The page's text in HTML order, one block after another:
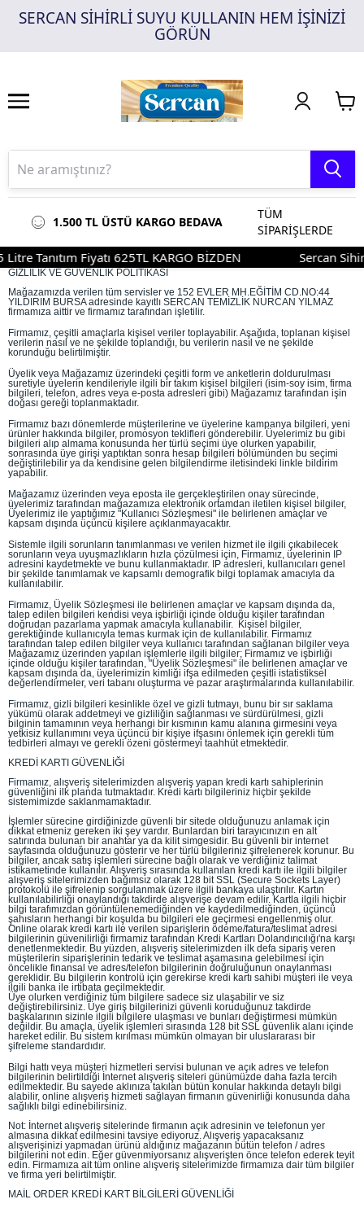
SERCAN SİHİRLİ SUYU KULLANIN HEM İŞİNİZİ
GÖRÜN
1 2 3
1.500 TL ÜSTÜ KARGO BEDAVA
TÜM
SİPARİŞLERDE
Tanıtım Fiyatı 625TL KARGO BİZDEN Sercan
GİZLİLİK VE GÜVENLİK POLİTİKASI
Mağazamızda verilen tüm servisler ve 152 EVLER MH.EĞİTİM CD.NO:44
YILDIRIM BURSA adresinde kayıtlı SERCAN TEMİZLİK NURCAN YILMAZ
firmamıza aittir ve firmamız tarafından işletilir.
Firmamız, çeşitli amaçlarla kişisel veriler toplayabilir. Aşağıda, toplanan kişisel
verilerin nasıl ve ne şekilde toplandığı, bu verilerin nasıl ve ne şekilde
korunduğu belirtilmiştir.
Üyelik veya Mağazamız üzerindeki çeşitli form ve anketlerin doldurulması
suretiyle üyelerin kendileriyle ilgili bir takım kişisel bilgileri (isim-soy isim, firma
bilgileri, telefon, adres veya e-posta adresleri gibi) Mağazamız tarafından işin
doğası gereği toplanmaktadır.
Firmamız bazı dönemlerde müşterilerine ve üyelerine kampanya bilgileri, yeni
ürünler hakkında bilgiler, promosyon teklifleri gönderebilir. Üyelerimiz bu gibi
bilgileri alıp almama konusunda her türlü seçimi üye olurken yapabilir,
sonrasında üye girişi yaptıktan sonra hesap bilgileri bölümünden bu seçimi
değiştirilebilir ya da kendisine gelen bilgilendirme iletisindeki linkle bildirim
yapabilir.
Mağazamız üzerinden veya eposta ile gerçekleştirilen onay sürecinde,
üyelerimiz tarafından mağazamıza elektronik ortamdan iletilen kişisel bilgiler,
Üyelerimiz ile yaptığımız "Kullanıcı Sözleşmesi" ile belirlenen amaçlar ve
kapsam dışında üçüncü kişilere açıklanmayacaktır.
Sistemle ilgili sorunların tanımlanması ve verilen hizmet ile ilgili çıkabilecek
sorunların veya uyuşmazlıkların hızla çözülmesi için, Firmamız, üyelerinin IP
adresini kaydetmekte ve bunu kullanmaktadır. IP adresleri, kullanıcıları genel
bir şekilde tanımlamak ve kapsamlı demografik bilgi toplamak amacıyla da
kullanılabilir.
Firmamız, Üyelik Sözleşmesi ile belirlenen amaçlar ve kapsam dışında da,
talep edilen bilgileri kendisi veya işbirliği içinde olduğu kişiler tarafından
doğrudan pazarlama yapmak amacıyla kullanabilir. Kişisel bilgiler,
gerektiğinde kullanıcıyla temas kurmak için de kullanılabilir. Firmamız
tarafından talep edilen bilgiler veya kullanıcı tarafından sağlanan bilgiler veya
Mağazamız üzerinden yapılan işlemlerle ilgili bilgiler; Firmamız ve işbirliği
içinde olduğu kişiler tarafından, "Üyelik Sözleşmesi" ile belirlenen amaçlar ve
kapsam dışında da, üyelerimizin kimliği ifşa edilmeden çeşitli istatistiksel
değerlendirmeler, veri tabanı oluşturma ve pazar araştırmalarında kullanılabilir.
Firmamız, gizli bilgileri kesinlikle özel ve gizli tutmayı, bunu bir sır saklama
yükümü olarak addetmeyi ve gizliliğin sağlanması ve sürdürülmesi, gizli
bilginin tamamının veya herhangi bir kısmının kamu alanına girmesini veya
yetkisiz kullanımını veya üçüncü bir kişiye ifşasını önlemek için gerekli tüm
tedbirleri almayı ve gerekli özeni göstermeyi taahhüt etmektedir.
KREDİ KARTI GÜVENLİĞİ
Firmamız, alışveriş sitelerimizden alışveriş yapan kredi kartı sahiplerinin
güvenliğini ilk planda tutmaktadır. Kredi kartı bilgileriniz hiçbir şekilde
sistemimizde saklanmamaktadır.
İşlemler sürecine girdiğinizde güvenli bir sitede olduğunuzu anlamak için
dikkat etmeniz gereken iki şey vardır. Bunlardan biri tarayıcınızın en alt
satırında bulunan bir anahtar ya da kilit simgesidir. Bu güvenli bir internet
sayfasında olduğunuzu gösterir ve her türlü bilgileriniz şifrelenerek korunur. Bu
bilgiler, ancak satış işlemleri sürecine bağlı olarak ve verdiğiniz talimat
istikametinde kullanılır. Alışveriş sırasında kullanılan kredi kartı ile ilgili bilgiler
alışveriş sitelerimizden bağımsız olarak 128 bit SSL (Secure Sockets Layer)
protokolü ile şifrelenip sorgulanmak üzere ilgili bankaya ulaştırılır. Kartın
kullanılabilirliği onaylandığı takdirde alışverişe devam edilir. Kartla ilgili hiçbir
bilgi tarafımızdan görüntülenemediğinden ve kaydedilmediğinden, üçüncü
şahısların herhangi bir koşulda bu bilgileri ele geçirmesi engellenmiş olur.
Online olarak kredi kartı ile verilen siparişlerin ödeme/fatura/teslimat adresi
bilgilerinin güvenilirliği firmamiz tarafından Kredi Kartları Dolandırıcılığı'na karşı
denetlenmektedir. Bu yüzden, alışveriş sitelerimizden ilk defa sipariş veren
müşterilerin siparişlerinin tedarik ve teslimat aşamasına gelebilmesi için
öncelikle finansal ve adres/telefon bilgilerinin doğruluğunun onaylanması
gereklidir. Bu bilgilerin kontrolü için gerekirse kredi kartı sahibi müşteri ile veya
ilgili banka ile irtibata geçilmektedir.
Üye olurken verdiğiniz tüm bilgilere sadece siz ulaşabilir ve siz
değiştirebilirsiniz. Üye giriş bilgilerinizi güvenli koruduğunuz takdirde
başkalarının sizinle ilgili bilgilere ulaşması ve bunları değiştirmesi mümkün
değildir. Bu amaçla, üyelik işlemleri sırasında 128 bit SSL güvenlik alanı içinde
hareket edilir. Bu sistem kırılması mümkün olmayan bir uluslararası bir
şifreleme standardıdır.
Bilgi hattı veya müşteri hizmetleri servisi bulunan ve açık adres ve telefon
bilgilerinin belirtildiği İnternet alışveriş siteleri günümüzde daha fazla tercih
edilmektedir. Bu sayede aklınıza takılan bütün konular hakkında detaylı bilgi
alabilir, online alışveriş hizmeti sağlayan firmanın güvenirliği konusunda daha
sağlıklı bilgi edinebilirsiniz.
Not: İnternet alışveriş sitelerinde firmanın açık adresinin ve telefonun yer
almasına dikkat edilmesini tavsiye ediyoruz. Alışveriş yapacaksanız
alışverişinizi yapmadan ürünü aldığınız mağazanın bütün telefon / adres
bilgilerini not edin. Eğer güvenmiyorsanız alışverişten önce telefon ederek teyit
edin. Firmamıza ait tüm online alışveriş sitelerimizde firmamıza dair tüm bilgiler
ve firma yeri belirtilmiştir.
MAİL ORDER KREDİ KART BİLGİLERİ GÜVENLİĞİ